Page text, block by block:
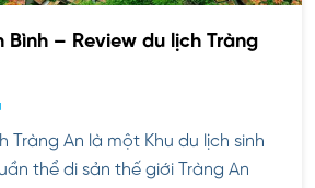
Bình – Review du lịch Tràng
Tràng An là một Khu du lịch sinh
thể di sản thế giới Tràng An